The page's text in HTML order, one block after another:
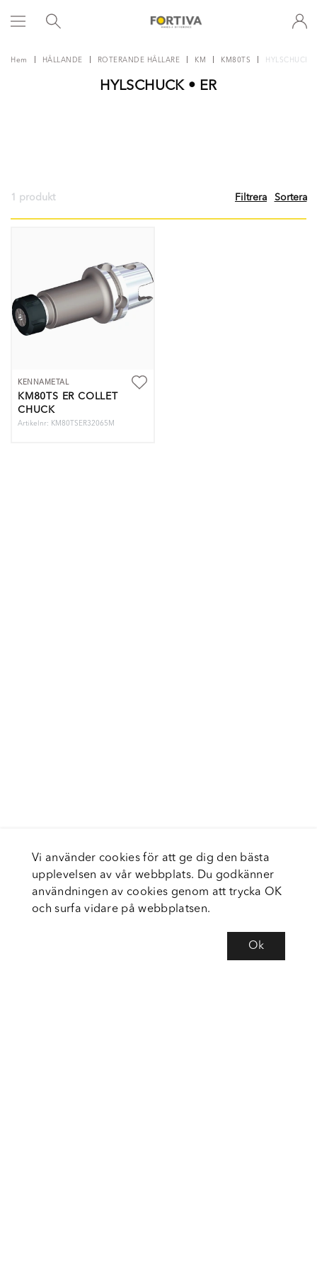
Hem HÅLLANDE ROTERANDE HÅLLARE KM KM80TS HYLSCHUCK •
HYLSCHUCK • ER
1 produkt Filtrera Sortera
KENNAMETAL
KM80TS ER COLLET
CHUCK
Artikelnr: KM80TSER32065M
Vi använder cookies för att ge dig den bästa
upplevelsen av vår webbplats. Du godkänner
användningen av cookies genom att trycka OK
och surfa vidare på webbplatsen.
Ok